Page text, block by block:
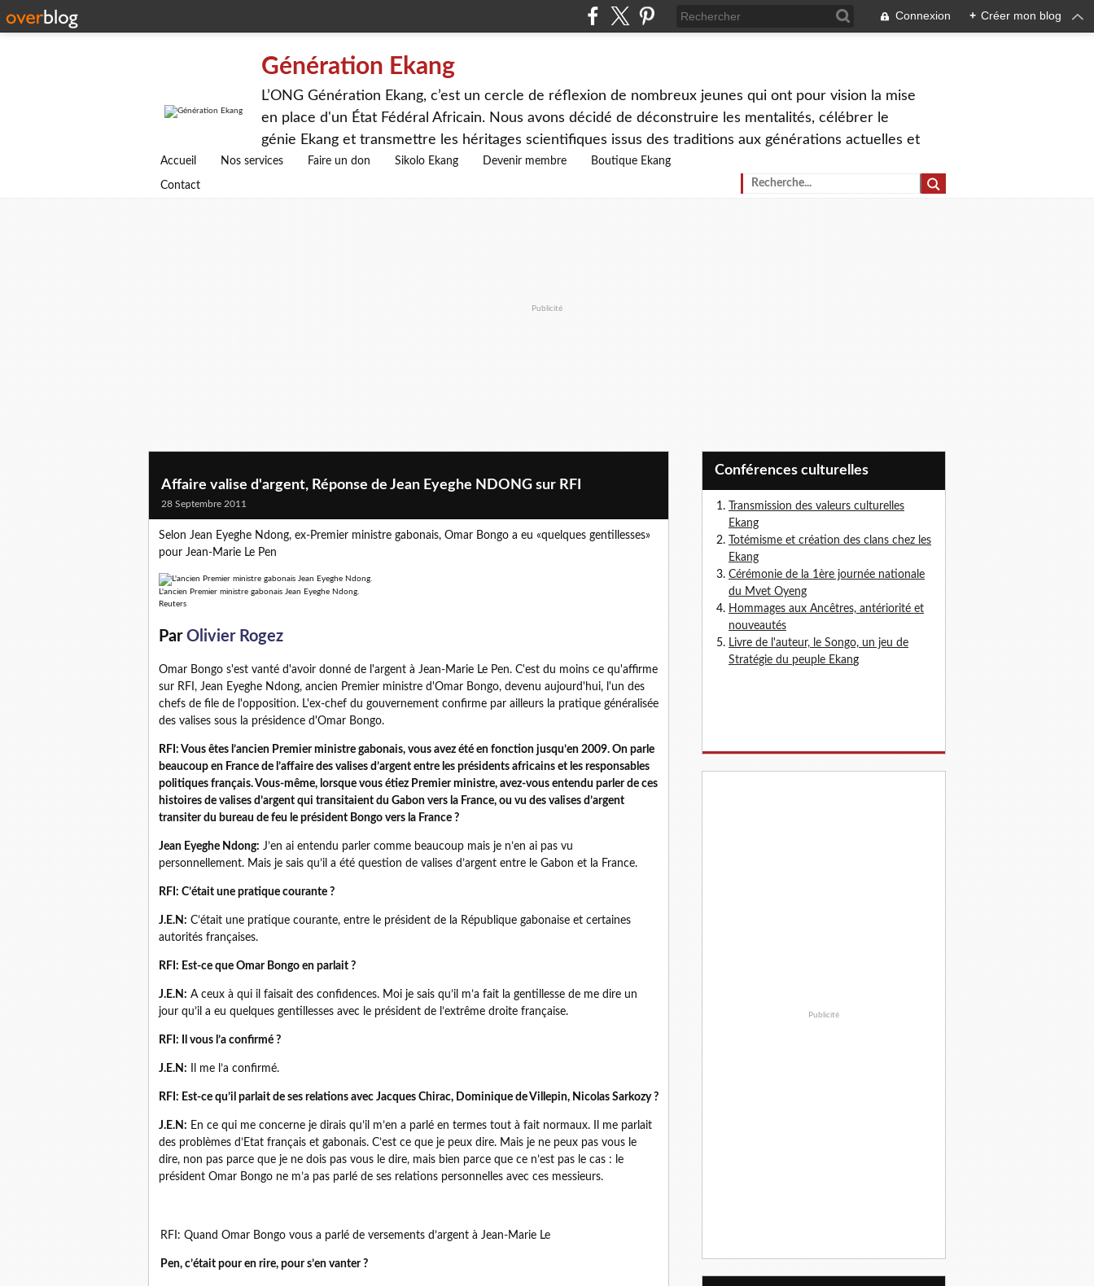
Connexion + Créer mon blog
Génération Ekang
L’ONG Génération Ekang, c’est un cercle de réflexion de nombreux jeunes qui ont pour vision la mise
en place d'un État Fédéral Africain. Nous avons décidé de déconstruire les mentalités, célébrer le
génie Ekang et transmettre les héritages scientifiques issus des traditions aux générations actuelles et
avenirs.
Accueil Nos services Faire un don Sikolo Ekang Devenir membre Boutique Ekang
Contact
Publicité
Affaire valise d'argent, Réponse de Jean Eyeghe NDONG sur RFI
28 Septembre 2011
Selon Jean Eyeghe Ndong, ex-Premier ministre gabonais, Omar Bongo a eu «quelques gentillesses»
pour Jean-Marie Le Pen
L'ancien Premier ministre gabonais Jean Eyeghe Ndong.
Reuters
Par Olivier Rogez
Omar Bongo s'est vanté d'avoir donné de l'argent à Jean-Marie Le Pen. C'est du moins ce qu'affirme
sur RFI, Jean Eyeghe Ndong, ancien Premier ministre d'Omar Bongo, devenu aujourd'hui, l'un des
chefs de file de l'opposition. L'ex-chef du gouvernement confirme par ailleurs la pratique généralisée
des valises sous la présidence d'Omar Bongo.
RFI: Vous êtes l’ancien Premier ministre gabonais, vous avez été en fonction jusqu’en 2009. On parle
beaucoup en France de l’affaire des valises d’argent entre les présidents africains et les responsables
politiques français. Vous-même, lorsque vous étiez Premier ministre, avez-vous entendu parler de ces
histoires de valises d’argent qui transitaient du Gabon vers la France, ou vu des valises d’argent
transiter du bureau de feu le président Bongo vers la France ?
Jean Eyeghe Ndong: J’en ai entendu parler comme beaucoup mais je n’en ai pas vu
personnellement. Mais je sais qu’il a été question de valises d’argent entre le Gabon et la France.
RFI: C’était une pratique courante ?
J.E.N: C’était une pratique courante, entre le président de la République gabonaise et certaines
autorités françaises.
RFI: Est-ce que Omar Bongo en parlait ?
J.E.N: A ceux à qui il faisait des confidences. Moi je sais qu’il m’a fait la gentillesse de me dire un
jour qu’il a eu quelques gentillesses avec le président de l’extrême droite française.
RFI: Il vous l’a confirmé ?
J.E.N: Il me l’a confirmé.
RFI: Est-ce qu’il parlait de ses relations avec Jacques Chirac, Dominique de Villepin, Nicolas Sarkozy ?
J.E.N: En ce qui me concerne je dirais qu’il m’en a parlé en termes tout à fait normaux. Il me parlait
des problèmes d’Etat français et gabonais. C’est ce que je peux dire. Mais je ne peux pas vous le
dire, non pas parce que je ne dois pas vous le dire, mais bien parce que ce n’est pas le cas : le
président Omar Bongo ne m’a pas parlé de ses relations personnelles avec ces messieurs.
RFI: Quand Omar Bongo vous a parlé de versements d’argent à Jean-Marie Le
Pen, c’était pour en rire, pour s’en vanter ?
Conférences culturelles
Transmission des valeurs culturelles
Ekang
Totémisme et création des clans chez les
Ekang
Cérémonie de la 1ère journée nationale
du Mvet Oyeng
Hommages aux Ancêtres, antériorité et
nouveautés
Livre de l'auteur, le Songo, un jeu de
Stratégie du peuple Ekang
Publicité